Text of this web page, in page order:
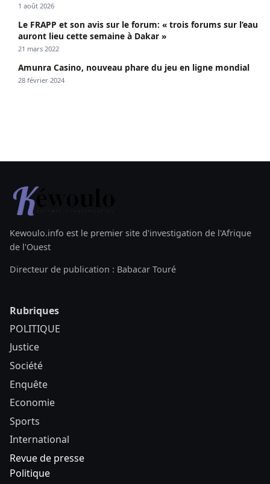
1 août 2026
Le FRAPP et son avis sur le forum: « trois forums sur l’eau
auront lieu cette semaine à Dakar »
21 mars 2022
Amunra Casino, nouveau phare du jeu en ligne mondial
28 février 2024
Kewoulo.info est le premier site d'investigation de l'Afrique
de l'Ouest
Directeur de publication : Babacar Touré
Rubriques
POLITIQUE
Justice
Société
Enquête
Economie
Sports
International
Revue de presse
Politique